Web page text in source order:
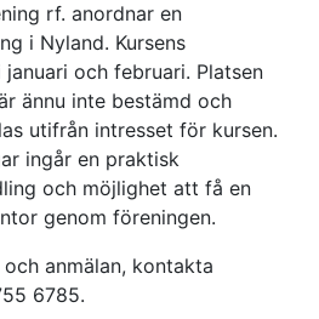
rf. anordnar en
i Nyland. Kursens
och februari. Platsen
ännu inte bestämd och
utifrån intresset för kursen.
ingår en praktisk
och möjlighet att få en
genom föreningen.
anmälan, kontakta
6785.